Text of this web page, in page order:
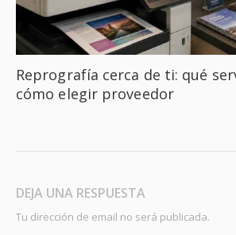
Reprografía cerca de ti: qué
cómo elegir proveedor
DEJA UNA RESPUESTA
Tu dirección de email no será publicada.